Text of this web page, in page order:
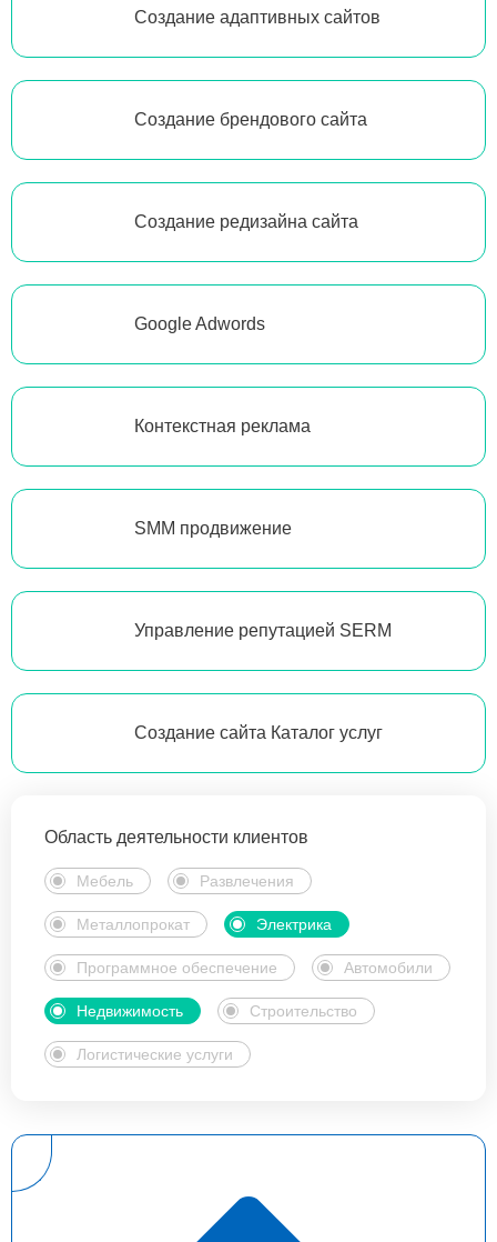
Создание адаптивных сайтов
Создание брендового сайта
Создание редизайна сайта
Google Adwords
Контекстная реклама
SMM продвижение
Управление репутацией SERM
Создание сайта Каталог услуг
Область деятельности клиентов
Мебель Развлечения
Металлопрокат Электрика
Программное обеспечение Автомобили
Недвижимость Строительство
Логистические услуги